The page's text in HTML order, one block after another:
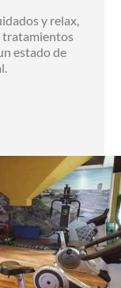
y relax,
estado de